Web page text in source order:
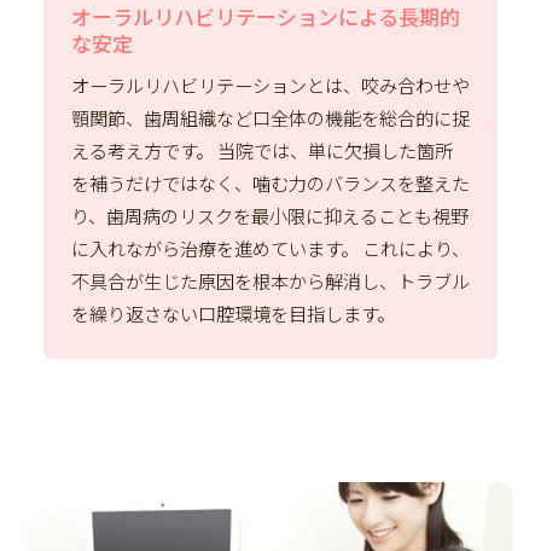
オーラルリハビリテーションによる長期的
な安定
オーラルリハビリテーションとは、咬み合わせや
顎関節、歯周組織など口全体の機能を総合的に捉
える考え方です。 当院では、単に欠損した箇所
を補うだけではなく、噛む力のバランスを整えた
り、歯周病のリスクを最小限に抑えることも視野
に入れながら治療を進めています。 これにより、
不具合が生じた原因を根本から解消し、トラブル
を繰り返さない口腔環境を目指します。